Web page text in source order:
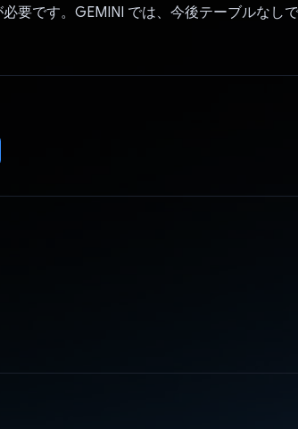
要です。GEMINI では、今後テーブルなし